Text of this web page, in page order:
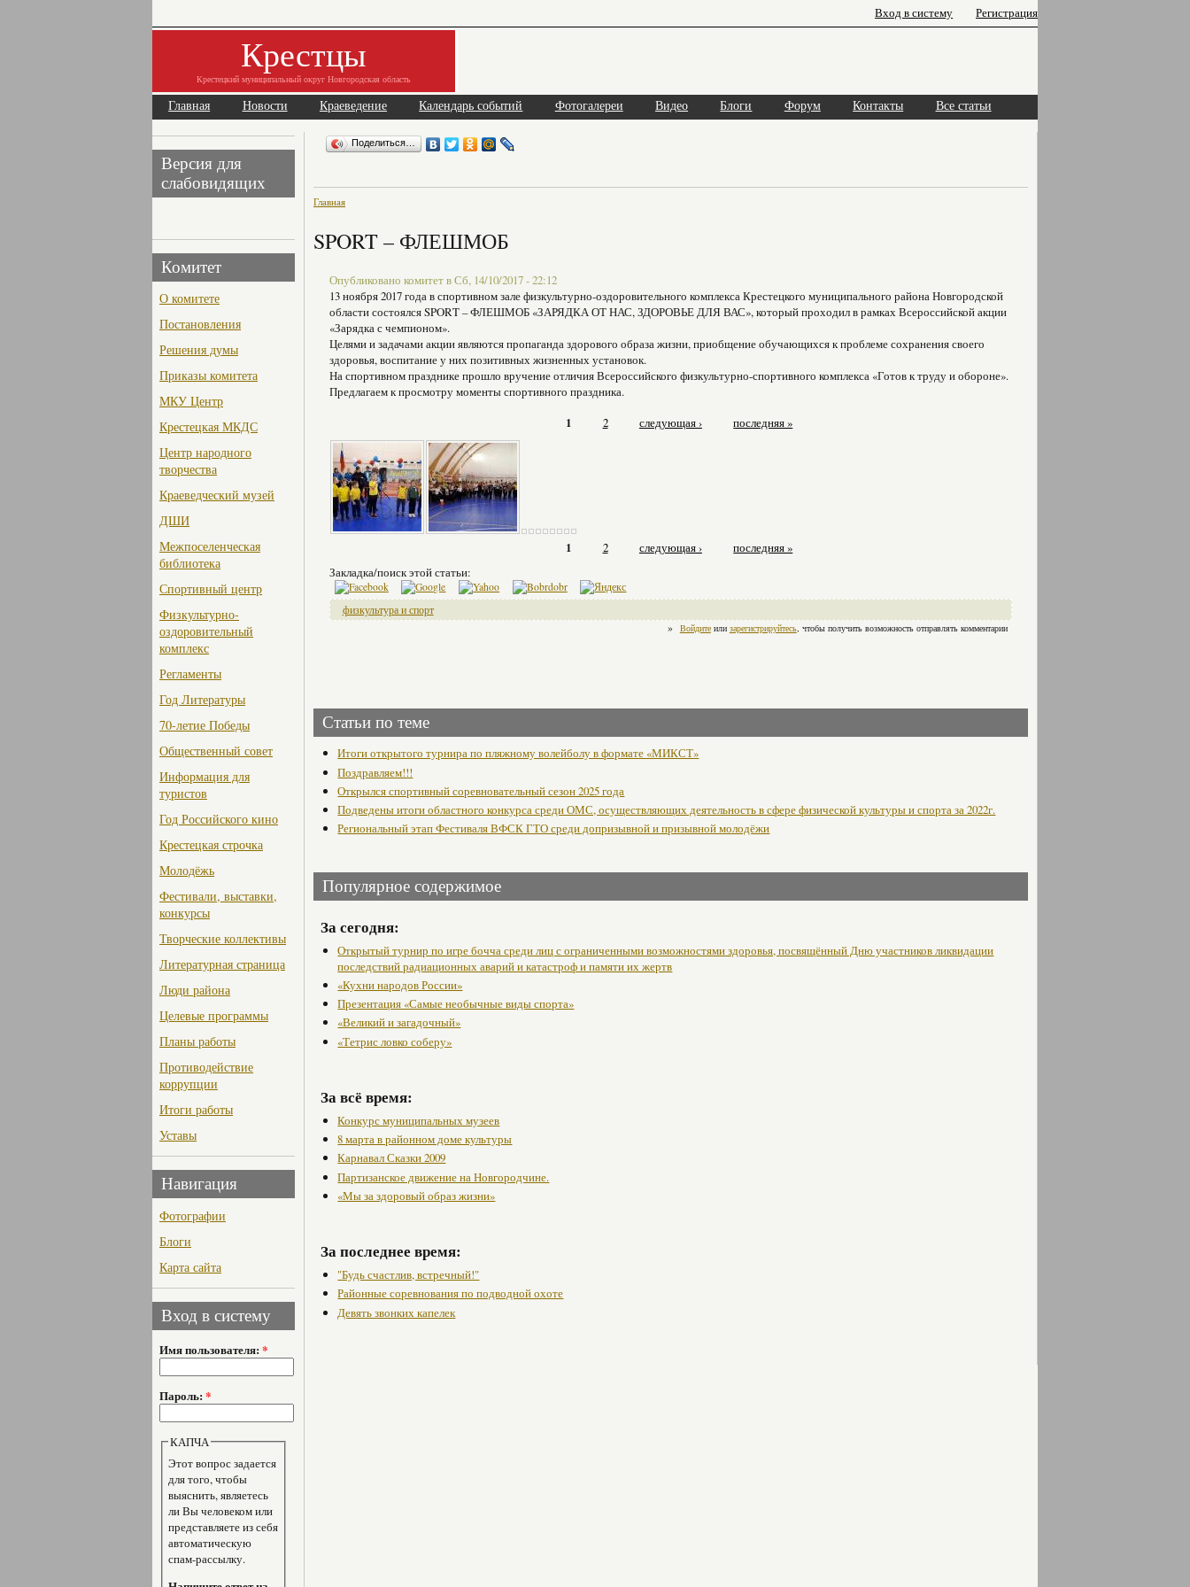
Вход в систему Регистрация
Крестцы
Крестецкий муниципальный округ Новгородская область
Главная Новости Краеведение Календарь событий Фотогалереи Видео Блоги Форум Контакты Все статьи
Версия для
слабовидящих
Комитет
О комитете
Постановления
Решения думы
Приказы комитета
МКУ Центр
Крестецкая МКДС
Центр народного
творчества
Краеведческий музей
ДШИ
Межпоселенческая
библиотека
Спортивный центр
Физкультурно-
оздоровительный
комплекс
Регламенты
Год Литературы
70-летие Победы
Общественный совет
Информация для
туристов
Год Российского кино
Крестецкая строчка
Молодёжь
Фестивали, выставки,
конкурсы
Творческие коллективы
Литературная страница
Люди района
Целевые программы
Планы работы
Противодействие
коррупции
Итоги работы
Уставы
Навигация
Фотографии
Блоги
Карта сайта
Вход в систему
Имя пользователя: *
Пароль: *
КАПЧА
Этот вопрос задается
для того, чтобы
выяснить, являетесь
ли Вы человеком или
представляете из себя
автоматическую
спам-рассылку.
Поделиться…
Главная
SPORT – ФЛЕШМОБ
Опубликовано комитет в Сб, 14/10/2017 - 22:12
13 ноября 2017 года в спортивном зале физкультурно-оздоровительного комплекса Крестецкого муниципального района Новгородской
области состоялся SPORT – ФЛЕШМОБ «ЗАРЯДКА ОТ НАС, ЗДОРОВЬЕ ДЛЯ ВАС», который проходил в рамках Всероссийской акции
«Зарядка с чемпионом».
Целями и задачами акции являются пропаганда здорового образа жизни, приобщение обучающихся к проблеме сохранения своего
здоровья, воспитание у них позитивных жизненных установок.
На спортивном празднике прошло вручение отличия Всероссийского физкультурно-спортивного комплекса «Готов к труду и обороне».
Предлагаем к просмотру моменты спортивного праздника.
1
2 следующая › последняя »
1 2 следующая ›
последняя »
Закладка/поиск этой статьи:
физкультура и спорт
»
Войдитеили зарегистрируйтесь, чтобы получить возможность отправлять комментарии
Статьи по теме
Итоги открытого турнира по пляжному волейболу в формате «МИКСТ»
Поздравляем!!!
Открылся спортивный соревновательный сезон 2025 года
Подведены итоги областного конкурса среди ОМС, осуществляющих деятельность в сфере физической культуры и спорта за 2022г.
Региональный этап Фестиваля ВФСК ГТО среди допризывной и призывной молодёжи
Популярное содержимое
За сегодня:
Открытый турнир по игре бочча среди лиц с ограниченными возможностями здоровья, посвящённый Дню участников ликвидации
последствий радиационных аварий и катастроф и памяти их жертв
«Кухни народов России»
Презентация «Самые необычные виды спорта»
«Великий и загадочный»
«Тетрис ловко соберу»
За всё время:
Конкурс муниципальных музеев
8 марта в районном доме культуры
Карнавал Сказки 2009
Партизанское движение на Новгородчине.
«Мы за здоровый образ жизни»
За последнее время:
"Будь счастлив, встречный!"
Районные соревнования по подводной охоте
Девять звонких капелек